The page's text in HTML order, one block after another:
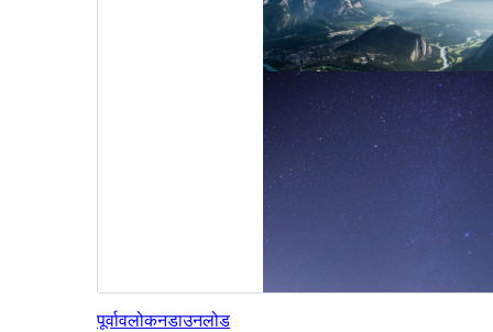
पूर्वावलोकनडाउनलोड